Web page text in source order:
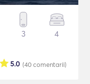
3 4
(40comentarii)
5.0